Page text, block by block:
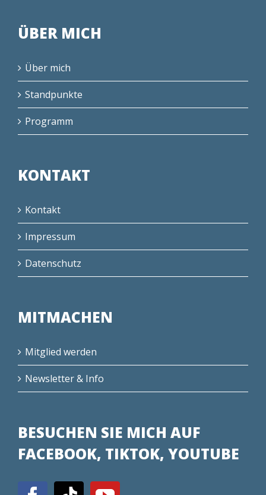
ÜBER MICH
Über mich
Standpunkte
Programm
KONTAKT
Kontakt
Impressum
Datenschutz
MITMACHEN
Mitglied werden
Newsletter & Info
BESUCHEN SIE MICH AUF
FACEBOOK, TIKTOK, YOUTUBE